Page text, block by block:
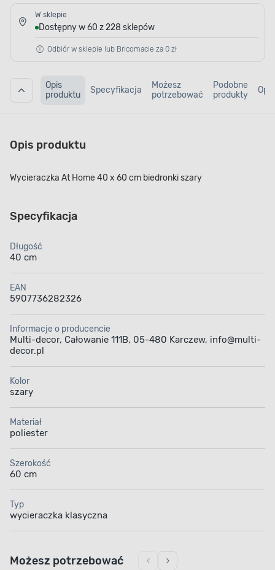
W sklepie
Dostępny w 60 z 228 sklepów
Odbiór w sklepie lub Bricomacie za 0 zł
Opis
produktu
Specyfikacja
Możesz
potrzebować
Podobne
produkty
Opis produktu
Wycieraczka At Home 40 x 60 cm biedronki szary
Specyfikacja
Długość
40 cm
EAN
5907736282326
Informacje o producencie
Multi-decor, Całowanie 111B, 05-480 Karczew, info@multi-
decor.pl
Kolor
szary
Materiał
poliester
Szerokość
60 cm
Typ
wycieraczka klasyczna
Możesz potrzebować